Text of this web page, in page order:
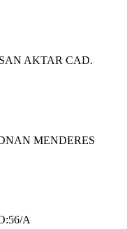
AKTAR CAD.
MENDERES
A